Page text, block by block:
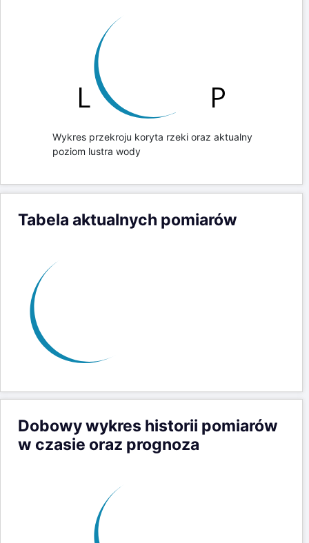
Wykres przekroju koryta rzeki oraz aktualny
poziom lustra wody
Tabela aktualnych pomiarów
Dobowy wykres historii pomiarów
w czasie oraz prognoza